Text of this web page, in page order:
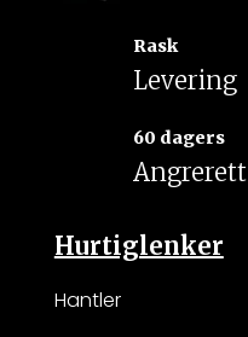
Rask
Levering
60 dagers
Angrerett
Hurtiglenker
Hantler